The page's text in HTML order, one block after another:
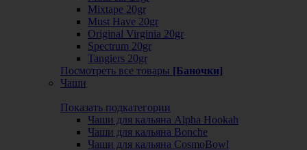
Mixtape 20gr
Must Have 20gr
Original Virginia 20gr
Spectrum 20gr
Tangiers 20gr
Посмотреть все товары [Баночки]
Чаши
Показать подкатегории
Чаши для кальяна Alpha Hookah
Чаши для кальяна Bonche
Чаши для кальяна CosmoBowl